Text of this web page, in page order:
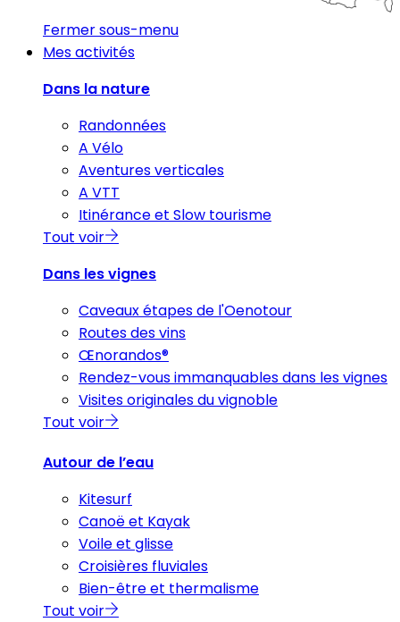
Fermer sous-menu
Mes activités
Dans la nature
Randonnées
A Vélo
Aventures verticales
A VTT
Itinérance et Slow tourisme
Tout voir
Dans les vignes
Caveaux étapes de l'Oenotour
Routes des vins
Œnorandos®
Rendez-vous immanquables dans les vignes
Visites originales du vignoble
Tout voir
Autour de l’eau
Kitesurf
Canoë et Kayak
Voile et glisse
Croisières fluviales
Bien-être et thermalisme
Tout voir